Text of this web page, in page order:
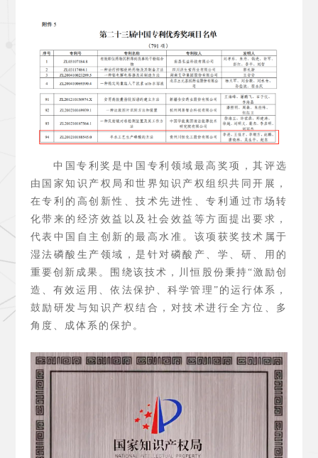
中国专利奖是中国专利领域最高奖项，其评选
由国家知识产权局和世界知识产权组织共同开展，
在专利的高创新性、技术先进性、专利通过市场转
化带来的经济效益以及社会效益等方面提出要求，
代表中国自主创新的最高水准。该项获奖技术属于
湿法磷酸生产领域，是针对磷酸产、学、研、用的
重要创新成果。围绕该技术，川恒股份秉持“激励创
造、有效运用、依法保护、科学管理”的运行体系，
鼓励研发与知识产权结合，对技术进行全方位、多
角度、成体系的保护。